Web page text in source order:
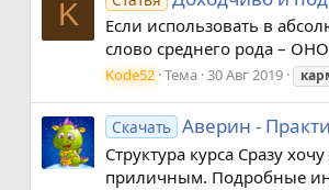
K
Если использовать в
слово среднего рода –
Kode52 Тема 30 Авг 2019
Скачать Аверин -
Структура курса Сразу
приличным. Подробные